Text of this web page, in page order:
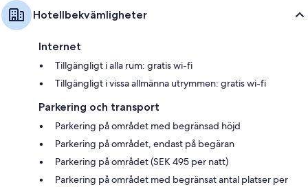
Hotellbekvämligheter
Internet
Tillgängligt i alla rum: gratis wi-fi
Tillgängligt i vissa allmänna utrymmen: gratis wi-fi
Parkering och transport
Parkering på området med begränsad höjd
Parkering på området, endast på begäran
Parkering på området (SEK 495 per natt)
Parkering på området med begränsat antal platser per